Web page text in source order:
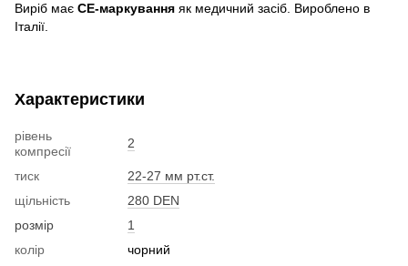
Виріб має CE-маркування як медичний засіб. Вироблено в
Італії.
Характеристики
рівень
компресії
2
тиск
22-27 мм рт.ст.
щільність
280 DEN
розмір
1
колір
чорний